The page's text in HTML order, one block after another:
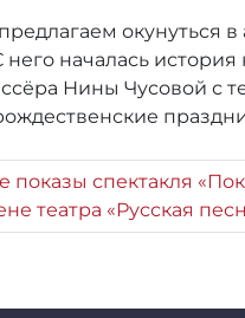
r
r
_
a
d
i
n
окунуться
него началась
Нины Чусовой с
спектакля
театра «Русская